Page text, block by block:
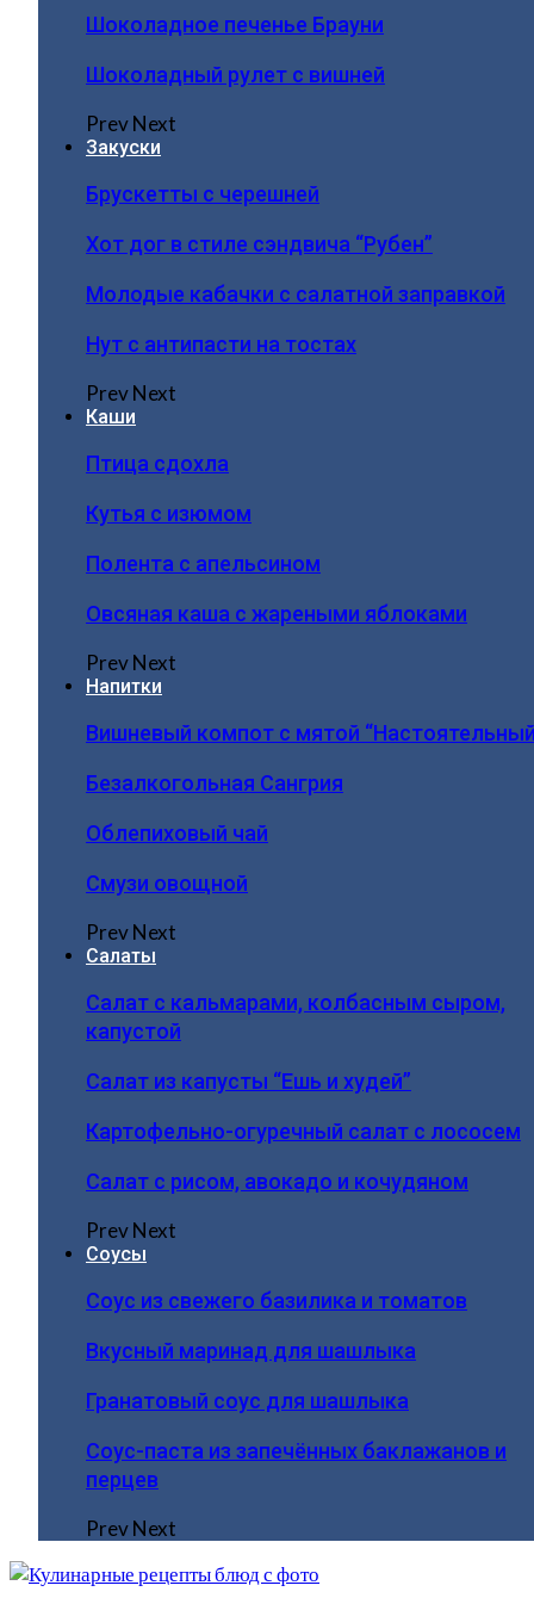
Шоколадное печенье Брауни
Шоколадный рулет с вишней
PrevNext
Закуски
Брускетты с черешней
Хот дог в стиле сэндвича “Рубен”
Молодые кабачки с салатной заправкой
Нут с антипасти на тостах
PrevNext
Каши
Птица сдохла
Кутья с изюмом
Полента с апельсином
Овсяная каша с жареными яблоками
PrevNext
Напитки
Вишневый компот с мятой
Безалкогольная Сангрия
Облепиховый чай
Смузи овощной
PrevNext
Салаты
Салат с кальмарами, колбасным сыром,
капустой
Салат из капусты “Ешь и худей”
Картофельно-огуречный салат с лососем
Салат с рисом, авокадо и кочудяном
PrevNext
Соусы
Соус из свежего базилика и томатов
Вкусный маринад для шашлыка
Гранатовый соус для шашлыка
Соус-паста из запечённых баклажанов и
перцев
PrevNext